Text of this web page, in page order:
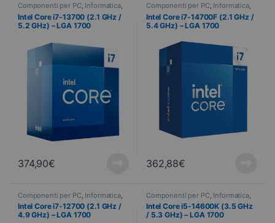
Componenti per PC, Informatica,
Processore
Intel Core i7-13700 (2.1 GHz /
5.2 GHz) – LGA 1700
374,90€
Componenti per PC, Informatica,
Processore
Intel Core i7-14700F (2.1 GHz /
5.4 GHz) – LGA 1700
362,88€
Componenti per PC Informatica,
Processore
Intel Core i7-12700 (2.1 GHz /
4.9 GHz) – LGA 1700
Componenti per PC Informatica,
Processore
Intel Core i5-14600K (3.5 GHz
/ 5.3 GHz) – LGA 1700